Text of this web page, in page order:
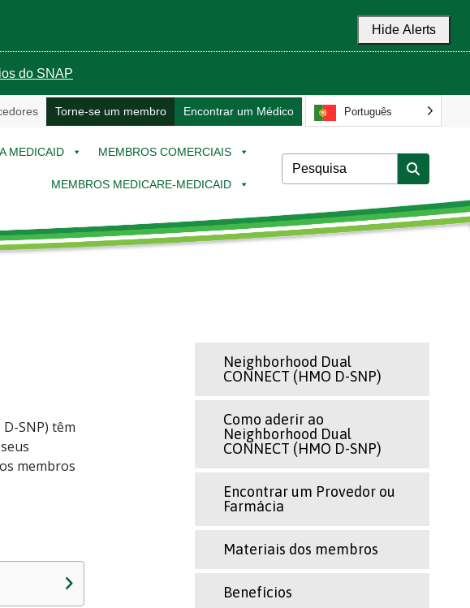
Hide Alerts
do SNAP
Torne-se um membro Encontrar um Médico Português
MEDICAID MEMBROS COMERCIAIS
MEMBROS MEDICARE-MEDICAID
SNP) têm
membros
Neighborhood Dual
CONNECT (HMO D-SNP)
Como aderir ao
Neighborhood Dual
CONNECT (HMO D-SNP)
Encontrar um Provedor ou
Farmácia
Materiais dos membros
Benefícios